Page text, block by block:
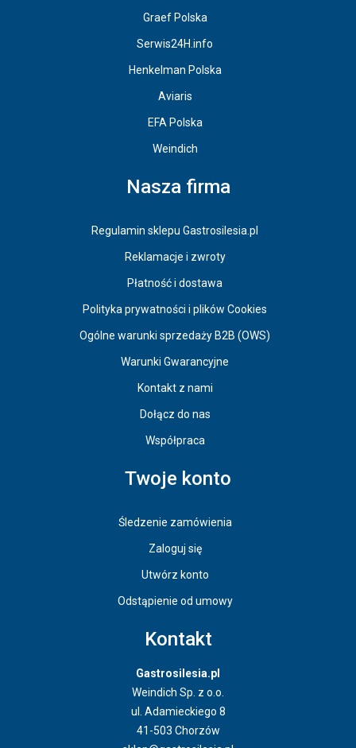
Graef Polska
Serwis24H.info
Henkelman Polska
Aviaris
EFA Polska
Weindich
Nasza firma
Regulamin sklepu Gastrosilesia.pl
Reklamacje i zwroty
Płatność i dostawa
Polityka prywatności i plików Cookies
Ogólne warunki sprzedaży B2B (OWS)
Warunki Gwarancyjne
Kontakt z nami
Dołącz do nas
Współpraca
Twoje konto
Śledzenie zamówienia
Zaloguj się
Utwórz konto
Odstąpienie od umowy
Kontakt
Gastrosilesia.pl
Weindich Sp. z o.o.
ul. Adamieckiego 8
41-503 Chorzów